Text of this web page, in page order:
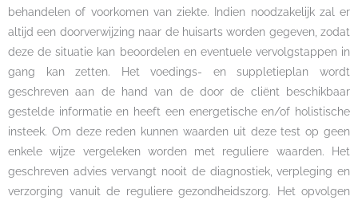
behandelen of voorkomen van ziekte. Indien noodzakelijk zal er
altijd een doorverwijzing naar de huisarts worden gegeven, zodat
deze de situatie kan beoordelen en eventuele vervolgstappen in
gang kan zetten. Het voedings- en suppletieplan wordt
geschreven aan de hand van de door de cliënt beschikbaar
gestelde informatie en heeft een energetische en/of holistische
insteek. Om deze reden kunnen waarden uit deze test op geen
enkele wijze vergeleken worden met reguliere waarden. Het
geschreven advies vervangt nooit de diagnostiek, verpleging en
verzorging vanuit de reguliere gezondheidszorg. Het opvolgen